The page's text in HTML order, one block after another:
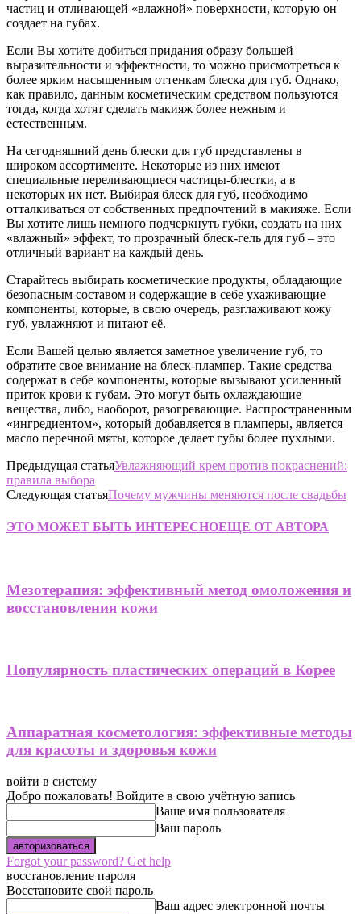
частиц и отливающей «влажной» поверхности, которую он
создает на губах.
Если Вы хотите добиться придания образу большей
выразительности и эффектности, то можно присмотреться к
более ярким насыщенным оттенкам блеска для губ. Однако,
как правило, данным косметическим средством пользуются
тогда, когда хотят сделать макияж более нежным и
естественным.
На сегодняшний день блески для губ представлены в
широком ассортименте. Некоторые из них имеют
специальные переливающиеся частицы-блестки, а в
некоторых их нет. Выбирая блеск для губ, необходимо
отталкиваться от собственных предпочтений в макияже. Если
Вы хотите лишь немного подчеркнуть губки, создать на них
«влажный» эффект, то прозрачный блеск-гель для губ – это
отличный вариант на каждый день.
Старайтесь выбирать косметические продукты, обладающие
безопасным составом и содержащие в себе ухаживающие
компоненты, которые, в свою очередь, разглаживают кожу
губ, увлажняют и питают её.
Если Вашей целью является заметное увеличение губ, то
обратите свое внимание на блеск-плампер. Такие средства
содержат в себе компоненты, которые вызывают усиленный
приток крови к губам. Это могут быть охлаждающие
вещества, либо, наоборот, разогревающие. Распространенным
«ингредиентом», который добавляется в пламперы, является
масло перечной мяты, которое делает губы более пухлыми.
Предыдущая статьяУвлажняющий крем против покраснений:
правила выбора
Следующая статьяПочему мужчины меняются после свадьбы
ЭТО МОЖЕТ БЫТЬ ИНТЕРЕСНОЕЩЕ ОТ АВТОРА
Мезотерапия: эффективный метод омоложения и
восстановления кожи
Популярность пластических операций в Корее
Аппаратная косметология: эффективные методы
для красоты и здоровья кожи
войти в систему
Добро пожаловать! Войдите в свою учётную запись
Ваше имя пользователя
Ваш пароль
Forgot your password? Get help
восстановление пароля
Восстановите свой пароль
Ваш адрес электронной почты